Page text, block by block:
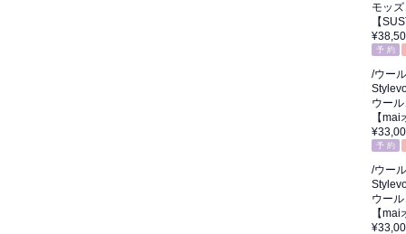
モッ
【
予 約
/ウー
ウー
【
予 約
/ウー
ウー
【